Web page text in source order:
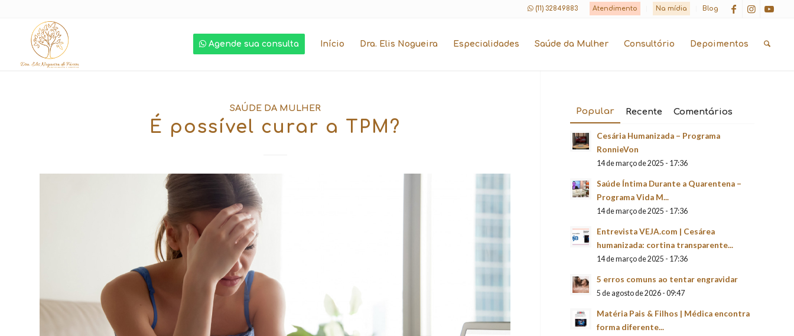
Atendimento Na mídia Blog
(11) 32849883
Agende sua consulta Início Dra. Elis Nogueira Especialidades Saúde da Mulher Consultório Depoimentos
SAÚDE DA MULHER
É possível curar a TPM?
Popular Recente Comentários
Cesária Humanizada – Programa
RonnieVon
14 de março de 2025 - 17:36
Saúde Íntima Durante a Quarentena –
Programa Vida M...
14 de março de 2025 - 17:36
Entrevista VEJA.com | Cesárea
humanizada: cortina transparente...
14 de março de 2025 - 17:36
5 erros comuns ao tentar engravidar
5 de agosto de 2026 - 09:47
Matéria Pais & Filhos | Médica encontra
forma diferente...